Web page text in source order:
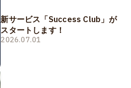
新サービス「Success Club」が
スタートします！
2026.07.01